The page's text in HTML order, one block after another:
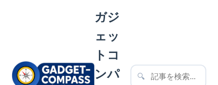
ガジ
ェッ
トコ
ンパ
🔍